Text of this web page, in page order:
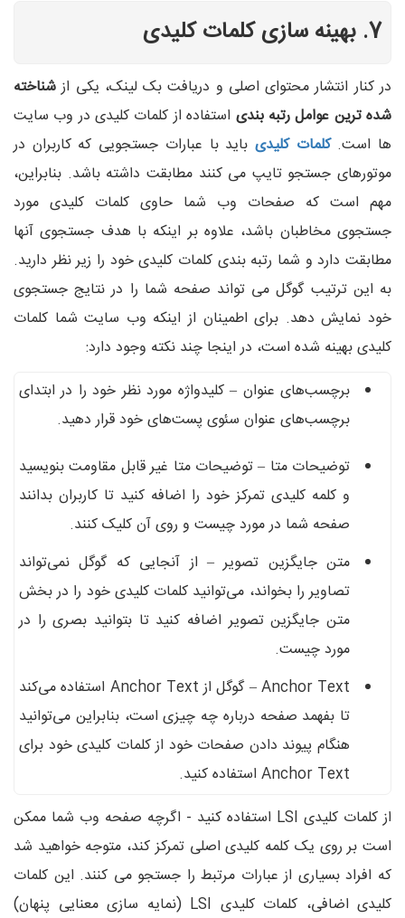
7. بهینه سازی کلمات کلیدی
در کنار انتشار محتوای اصلی و دریافت بک لینک، یکی ازشناخته
شده ترین عوامل رتبه بندی استفاده از کلمات کلیدی در وب سایت
ها است.کلمات کلیدی باید با عبارات جستجویی که کاربران در
موتورهای جستجو تایپ می کنند مطابقت داشته باشد. بنابراین،
مهم است که صفحات وب شما حاوی کلمات کلیدی مورد
جستجوی مخاطبان باشد، علاوه بر اینکه با هدف جستجوی آنها
مطابقت دارد و شما رتبه بندی کلمات کلیدی خود را زیر نظر دارید.
به این ترتیب گوگل می تواند صفحه شما را در نتایج جستجوی
خود نمایش دهد. برای اطمینان از اینکه وب سایت شما کلمات
کلیدی بهینه شده است، در اینجا چند نکته وجود دارد:
برچسب‌های عنوان – کلیدواژه مورد نظر خود را در ابتدای
برچسب‌های عنوان سئوی پست‌های خود قرار دهید.
توضیحات متا – توضیحات متا غیر قابل مقاومت بنویسید
و کلمه کلیدی تمرکز خود را اضافه کنید تا کاربران بدانند
صفحه شما در مورد چیست و روی آن کلیک کنند.
متن جایگزین تصویر – از آنجایی که گوگل نمی‌تواند
تصاویر را بخواند، می‌توانید کلمات کلیدی خود را در بخش
متن جایگزین تصویر اضافه کنید تا بتوانید بصری را در
مورد چیست.
Anchor Text – گوگل از Anchor Text استفاده می‌کند
تا بفهمد صفحه درباره چه چیزی است، بنابراین می‌توانید
هنگام پیوند دادن صفحات خود از کلمات کلیدی خود برای
Anchor Text استفاده کنید.
از کلمات کلیدی LSI استفاده کنید - اگرچه صفحه وب شما ممکن
است بر روی یک کلمه کلیدی اصلی تمرکز کند، متوجه خواهید شد
که افراد بسیاری از عبارات مرتبط را جستجو می کنند. این کلمات
کلیدی اضافی، کلمات کلیدی LSI (نمایه سازی معنایی پنهان)